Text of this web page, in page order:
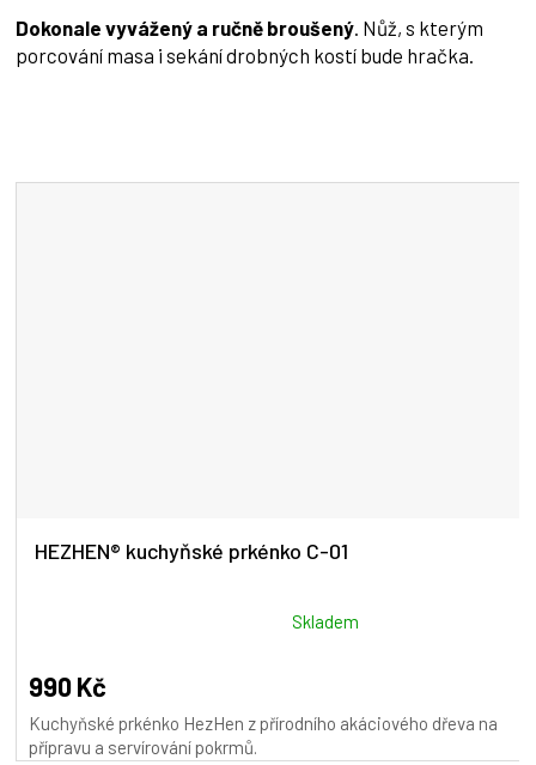
Dokonale vyvážený a ručně broušený . Nůž, s kterým
porcování masa i sekání drobných kostí bude hračka.
HEZHEN® kuchyňské prkénko C-01
produktu
je
5,0
z
Skladem
990 Kč
Kuchyňské prkénko HezHen z přírodního akáciového dřeva na
přípravu a servírování pokrmů.